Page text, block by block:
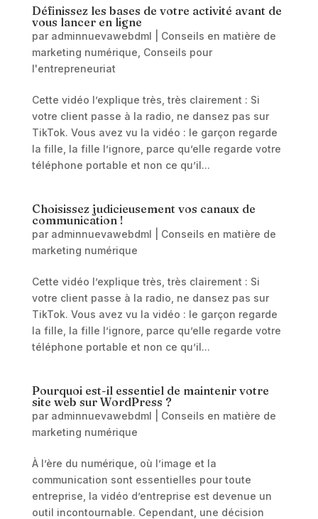
Définissez les bases de votre activité avant de
vous lancer en ligne
par adminnuevawebdml
Conseils en matière de
marketing numérique Conseils pour
l'entrepreneuriat
Cette vidéo l’explique très, très clairement : Si
votre client passe à la radio, ne dansez pas sur
TikTok. Vous avez vu la vidéo : le garçon regarde
la fille, la fille l’ignore, parce qu’elle regarde votre
téléphone portable et non ce qu’il...
Choisissez judicieusement vos canaux de
communication !
par adminnuevawebdml
Conseils en matière de
marketing numérique
Cette vidéo l’explique très, très clairement : Si
votre client passe à la radio, ne dansez pas sur
TikTok. Vous avez vu la vidéo : le garçon regarde
la fille, la fille l’ignore, parce qu’elle regarde votre
téléphone portable et non ce qu’il...
Pourquoi est-il essentiel de maintenir votre
site web sur WordPress ?
par adminnuevawebdml
Conseils en matière de
marketing numérique
À l’ère du numérique, où l’image et la
communication sont essentielles pour toute
entreprise, la vidéo d’entreprise est devenue un
outil incontournable. Cependant, une décision